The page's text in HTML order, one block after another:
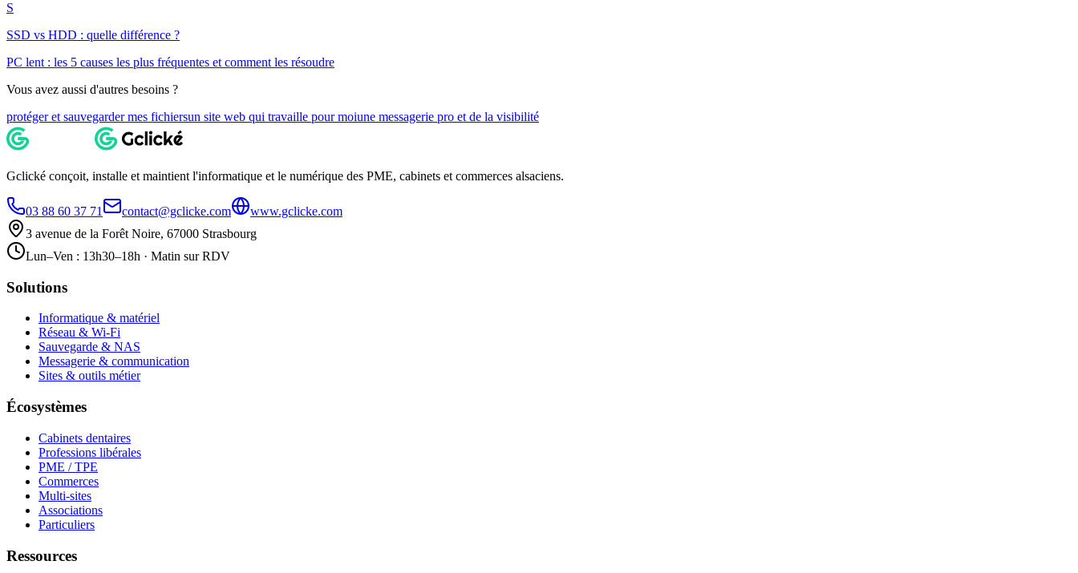
S
SSD vs HDD : quelle différence ?
PC lent : les 5 causes les plus fréquentes et comment les résoudre
Vous avez aussi d'autres besoins ?
protéger et sauvegarder mes fichiersun site web qui travaille pour moiune messagerie pro et de la visibilité
Gclické conçoit, installe et maintient l'informatique et le numérique des PME, cabinets et commerces alsaciens.
03 88 60 37 71 contact@gclicke.com
www.gclicke.com
3 avenue de la Forêt Noire, 67000 Strasbourg
Lun–Ven : 13h30–18h · Matin sur RDV
Solutions
Informatique & matériel
Réseau & Wi-Fi
Sauvegarde & NAS
Messagerie & communication
Sites & outils métier
Écosystèmes
Cabinets dentaires
Professions libérales
PME / TPE
Commerces
Multi-sites
Associations
Particuliers
Ressources